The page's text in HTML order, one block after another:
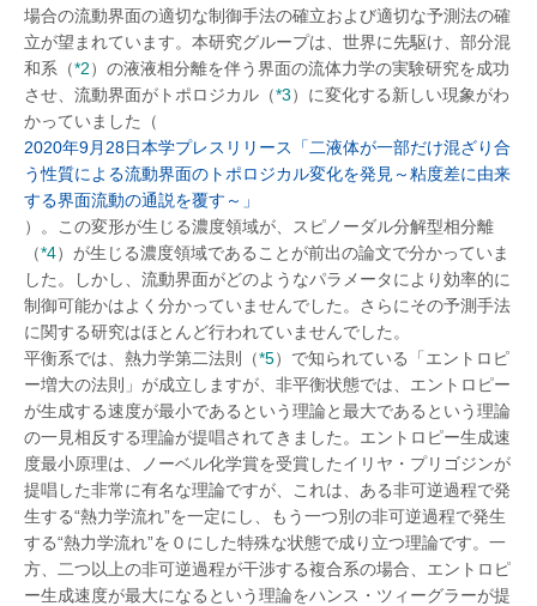
場合の流動界面の適切な制御手法の確立および適切な予測法の確
立が望まれています。本研究グループは、世界に先駆け、部分混
和系（*2）の液液相分離を伴う界面の流体力学の実験研究を成功
させ、流動界面がトポロジカル（*3）に変化する新しい現象がわ
かっていました（
2020年9月28日本学プレスリリース「二液体が一部だけ混ざり合
う性質による流動界面のトポロジカル変化を発見～粘度差に由来
する界面流動の通説を覆す～」
）。この変形が生じる濃度領域が、スピノーダル分解型相分離
（*4）が生じる濃度領域であることが前出の論文で分かっていま
した。しかし、流動界面がどのようなパラメータにより効率的に
制御可能かはよく分かっていませんでした。さらにその予測手法
に関する研究はほとんど行われていませんでした。
平衡系では、熱力学第二法則（*5）で知られている「エントロピ
ー増大の法則」が成立しますが、非平衡状態では、エントロピー
が生成する速度が最小であるという理論と最大であるという理論
の一見相反する理論が提唱されてきました。エントロピー生成速
度最小原理は、ノーベル化学賞を受賞したイリヤ・プリゴジンが
提唱した非常に有名な理論ですが、これは、ある非可逆過程で発
生する“熱力学流れ”を一定にし、もう一つ別の非可逆過程で発生
する“熱力学流れ”を０にした特殊な状態で成り立つ理論です。一
方、二つ以上の非可逆過程が干渉する複合系の場合、エントロピ
ー生成速度が最大になるという理論をハンス・ツィーグラーが提